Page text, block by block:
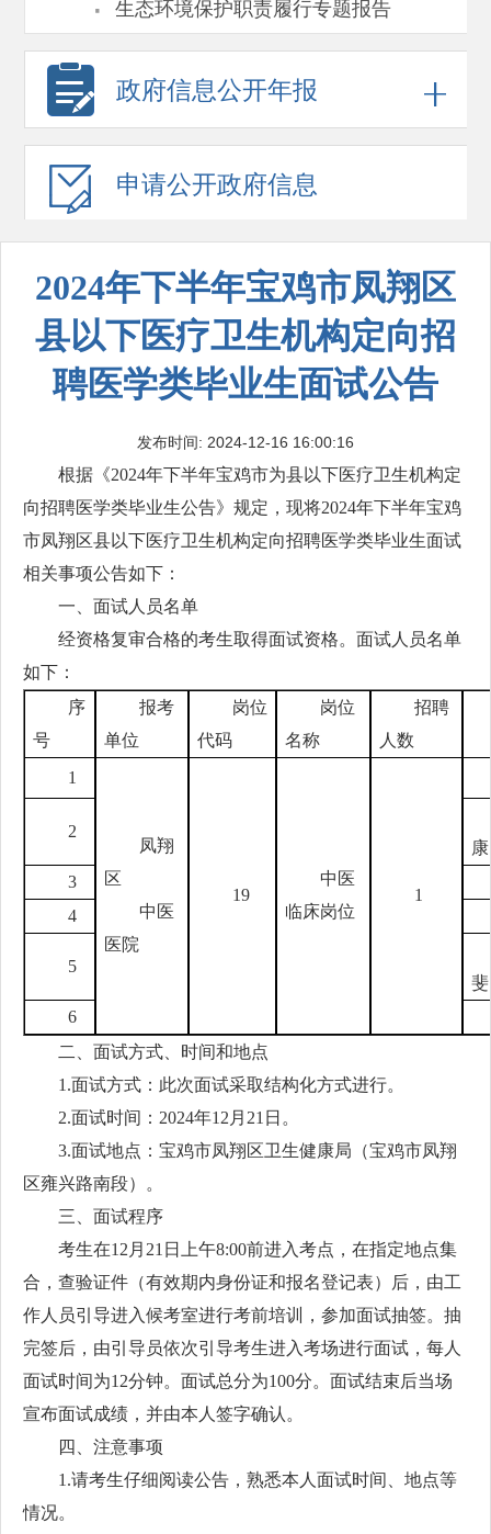
生态环境保护职责履行专题报告
政府信息公开年报
申请公开政府信息
2024年下半年宝鸡市凤翔区
县以下医疗卫生机构定向招
聘医学类毕业生面试公告
发布时间: 2024-12-16 16:00:16
根据《2024年下半年宝鸡市为县以下医疗卫生机构定
向招聘医学类毕业生公告》规定，现将2024年下半年宝鸡
市凤翔区县以下医疗卫生机构定向招聘医学类毕业生面试
相关事项公告如下：
一、面试人员名单
经资格复审合格的考生取得面试资格。面试人员名单
如下：
序
号
报考
单位
岗位
代码
岗位
名称
招聘
人数
1
凤翔
区
中医
医院
19
中医
临床岗位
1
2
康
3
4
5
斐
6
二、面试方式、时间和地点
1.面试方式：此次面试采取结构化方式进行。
2.面试时间：2024年12月21日。
3.面试地点：宝鸡市凤翔区卫生健康局（宝鸡市凤翔
区雍兴路南段）。
三、面试程序
考生在12月21日上午8:00前进入考点，在指定地点集
合，查验证件（有效期内身份证和报名登记表）后，由工
作人员引导进入候考室进行考前培训，参加面试抽签。抽
完签后，由引导员依次引导考生进入考场进行面试，每人
面试时间为12分钟。面试总分为100分。面试结束后当场
宣布面试成绩，并由本人签字确认。
四、注意事项
1.请考生仔细阅读公告，熟悉本人面试时间、地点等
情况。